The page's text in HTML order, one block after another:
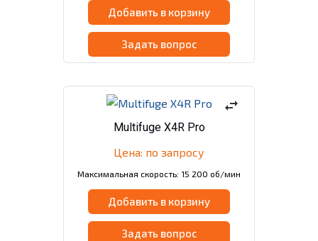
Добавить в корзину
Задать вопрос
swap_horiz
Multifuge X4R Pro
Цена: по запросу
Максимальная скорость: 15 200 об/мин
Добавить в корзину
Задать вопрос